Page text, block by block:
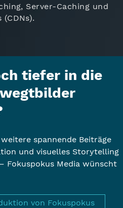
Server-Caching und
tiefer in die
spannende Beiträge
und visuelles Storytelling
Fokuspokus Media wünscht
von Fokuspokus